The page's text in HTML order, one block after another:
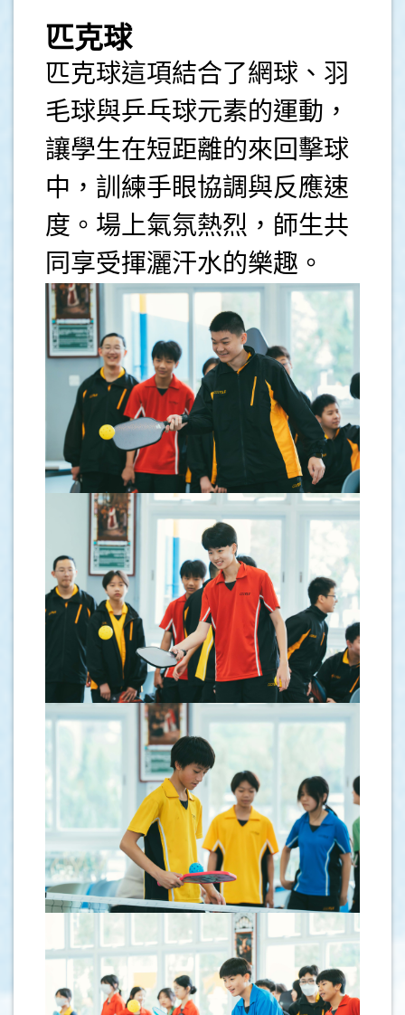
匹克球
匹克球這項結合了網球、羽
毛球與乒乓球元素的運動，
讓學生在短距離的來回擊球
中，訓練手眼協調與反應速
度。場上氣氛熱烈，師生共
同享受揮灑汗水的樂趣。